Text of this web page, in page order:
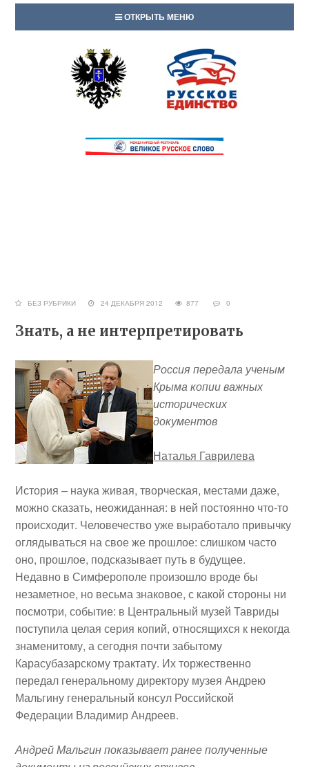
ОТКРЫТЬ МЕНЮ
БЕЗ РУБРИКИ 24 ДЕКАБРЯ 2012 877 0
Знать, а не интерпретировать
Россия передала ученым
Крыма копии важных
исторических
документов
Наталья Гаврилева
История– наука живая, творческая, местами даже,
можно сказать, неожиданная: в ней постоянно что-то
происходит. Человечество уже выработало привычку
оглядываться на свое же прошлое: слишком часто
оно, прошлое, подсказывает путь в будущее.
Недавно в Симферополе произошло вроде бы
незаметное, но весьма знаковое, с какой стороны ни
посмотри, событие: в Центральный музей Тавриды
поступила целая серия копий, относящихся к некогда
знаменитому, а сегодня почти забытому
Карасубазарскому трактату. Их торжественно
передал генеральному директору музеяАндрею
Мальгину генеральный консул Российской
Федерации Владимир Андреев.
Андрей Мальгин показывает ранее полученные